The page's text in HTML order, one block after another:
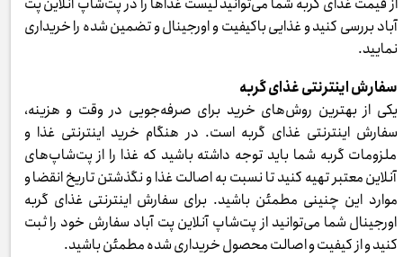
آباد بررسی کنید و غذایی باکیفیت و اورجینال و تضمین شده را خریداری
نمایید.
سفارش اینترنتی غذای گربه
یکی از بهترین روش‌های خرید برای صرفه‌جویی در وقت و هزینه،
سفارش اینترنتی غذای گربه است. در هنگام خرید اینترنتی غذا و
ملزومات گربه شما باید توجه داشته باشید که غذا را از پت‌شاپ‌های
آنلاین معتبر تهیه کنید تا نسبت به اصالت غذا و نگذشتن تاریخ انقضا و
موارد این چنینی مطمئن باشید. برای سفارش اینترنتی غذای گربه
اورجینال شما می‌توانید از پت‌شاپ آنلاین پت آباد سفارش خود را ثبت
کنید و از کیفیت و اصالت محصول خریداری شده مطمئن باشید.